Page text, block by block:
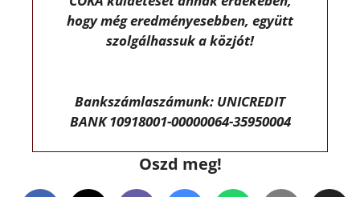
hogy még eredményesebben, együtt
szolgálhassuk a közjót!
Bankszámlaszámunk: UNICREDIT
BANK 10918001-00000064-35950004
Oszd meg!